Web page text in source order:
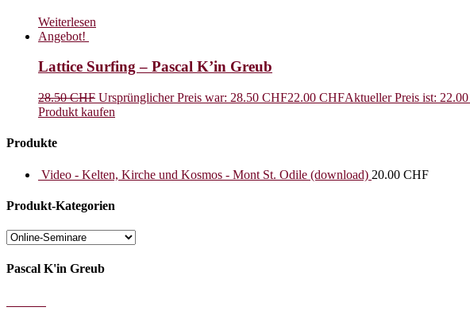
Weiterlesen
Angebot!
Lattice Surfing – Pascal K’in Greub
28.50CHF Ursprünglicher Preis war: 28.50 CHF22.00 CHFAktueller Preis ist:
Produkt kaufen
Produkte
Video - Kelten, Kirche und Kosmos - Mont St. Odile (download) 20.00 CHF
Produkt-Kategorien
Pascal K'in Greub